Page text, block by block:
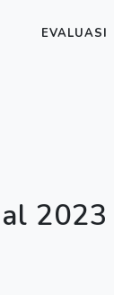
EVALUASI
2023